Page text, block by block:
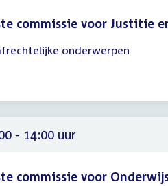
commissie voor Justitie
onderwerpen
- 14:00 uur
commissie voor